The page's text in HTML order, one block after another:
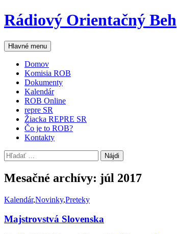
Preskočiť
na
Rádiový Orientačný Beh
Hľadať
Hlavné menu
Domov
Komisia ROB
Dokumenty
Kalendár
ROB Online
repre SR
Žiacka REPRE SR
Čo je to ROB?
Kontakty
Hľadať:
Mesačné archívy: júl 2017
Kalendár,Novinky,Preteky
Majstrovstvá Slovenska